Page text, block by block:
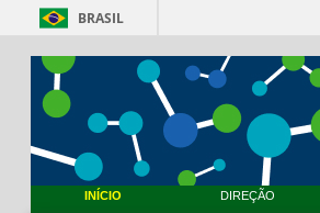
BRASIL
INÍCIO DIREÇÃO